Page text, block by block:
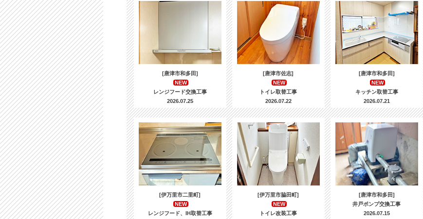
[唐津市和多田]
NEW
レンジフード交換工事
2026.07.25
[唐津市佐志]
NEW
トイレ取替工事
2026.07.22
[唐津市和多田]
NEW
キッチン取替工事
2026.07.21
[伊万里市二里町]
NEW
レンジフード、IH取替工事
[伊万里市脇田町]
NEW
トイレ改装工事
[唐津市和多田]
井戸ポンプ交換工事
2026.07.15